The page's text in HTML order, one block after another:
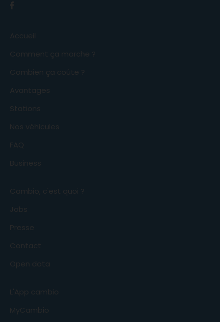
Accueil
Comment ça marche ?
Combien ça coûte ?
Avantages
Stations
Nos véhicules
FAQ
Business
Cambio, c'est quoi ?
Jobs
Presse
Contact
Open data
L'App cambio
MyCambio